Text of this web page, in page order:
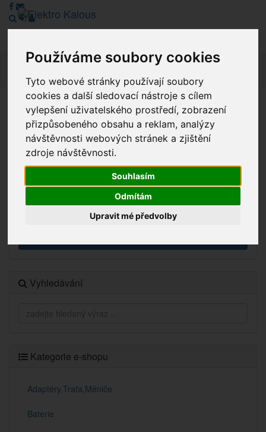
Používáme soubory cookies
Tyto webové stránky používají soubory
cookies a další sledovací nástroje s cílem
vylepšení uživatelského prostředí, zobrazení
přizpůsobeného obsahu a reklam, analýzy
návštěvnosti webových stránek a zjištění
zdroje návštěvnosti.
Souhlasím
Odmítám
Upravit mé předvolby
Vážení zákazníci, v tuto chvíli je Náš internetový obchod v
režimu Katalogu. Objednávky on-line nyní nelze vyřídit.
Děkujeme za pochopení.
Výprodej
Vyhledávání
Kategorie e-shopu
Adaptéry,Trafa,Měniče
Baterie